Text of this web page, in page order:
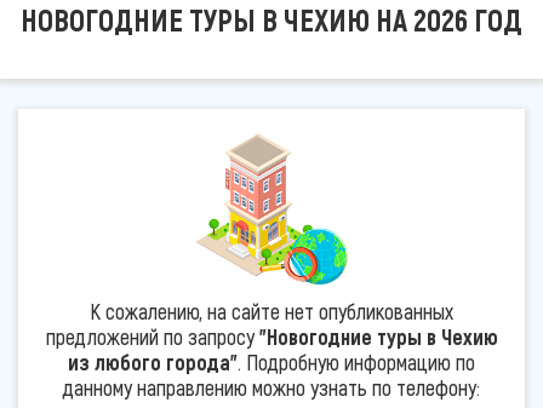
НОВОГОДНИЕ ТУРЫ В ЧЕХИЮ НА 2026 ГОД
К сожалению, на сайте нет опубликованных
предложений по запросу"Новогодние туры в Чехию
из любого города". Подробную информацию по
данному направлению можно узнать по телефону: